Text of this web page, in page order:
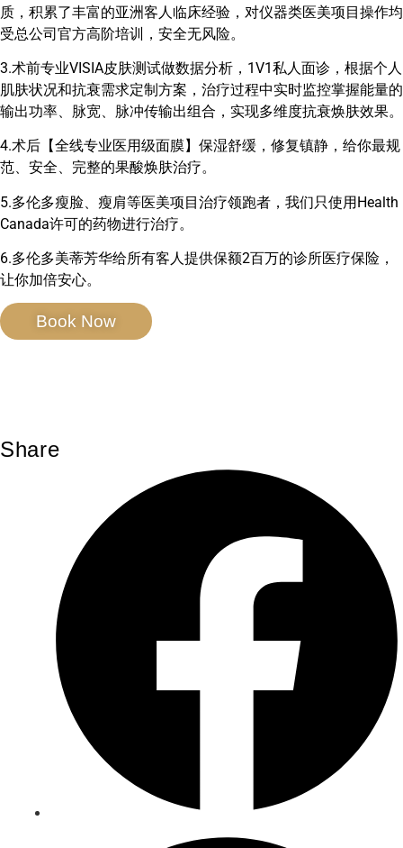
质，积累了丰富的亚洲客人临床经验，对仪器类医美项目操作均
受总公司官方高阶培训，安全无风险。
3.术前专业VISIA皮肤测试做数据分析，1V1私人面诊，根据个人
肌肤状况和抗衰需求定制方案，治疗过程中实时监控掌握能量的
输出功率、脉宽、脉冲传输出组合，实现多维度抗衰焕肤效果。
4.术后【全线专业医用级面膜】保湿舒缓，修复镇静，给你最规
范、安全、完整的果酸焕肤治疗。
5.多伦多瘦脸、瘦肩等医美项目治疗领跑者，我们只使用Health
Canada许可的药物进行治疗。
6.多伦多美蒂芳华给所有客人提供保额2百万的诊所医疗保险，
让你加倍安心。
Book Now
Share